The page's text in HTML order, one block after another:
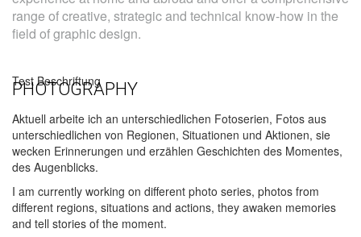
range of creative, strategic and technical know-how in the
field of graphic design.
Test Beschriftung
PHOTOGRAPHY
Aktuell arbeite ich an unterschiedlichen Fotoserien, Fotos aus
unterschiedlichen von Regionen, Situationen und Aktionen, sie
wecken Erinnerungen und erzählen Geschichten des Momentes,
des Augenblicks.
I am currently working on different photo series, photos from
different regions, situations and actions, they awaken memories
and tell stories of the moment.